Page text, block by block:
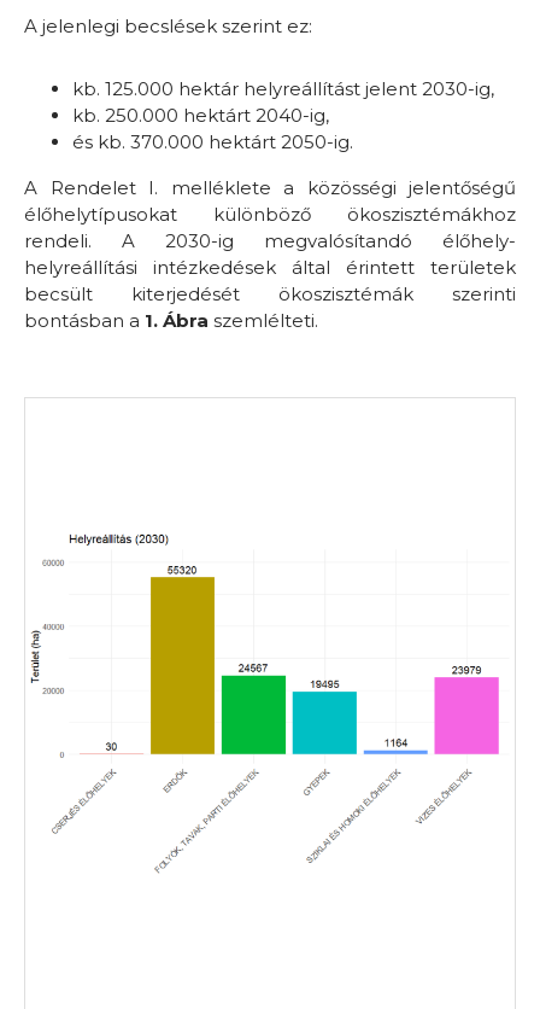
A jelenlegi becslések szerint ez:
kb. 125.000 hektár helyreállítást jelent 2030-ig,
kb. 250.000 hektárt 2040-ig,
és kb. 370.000 hektárt 2050-ig.
A Rendelet I. melléklete a közösségi jelentőségű
élőhelytípusokat különböző ökoszisztémákhoz
rendeli. A 2030-ig megvalósítandó élőhely-
helyreállítási intézkedések által érintett területek
becsült kiterjedését ökoszisztémák szerinti
bontásban a 1. Ábra szemlélteti.